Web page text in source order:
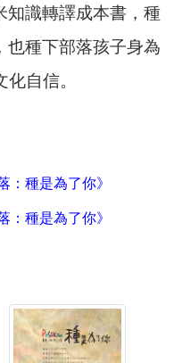
知識轉譯成本書，種
也種下部落孩子身為
自信。
：種是為了你》
：種是為了你》